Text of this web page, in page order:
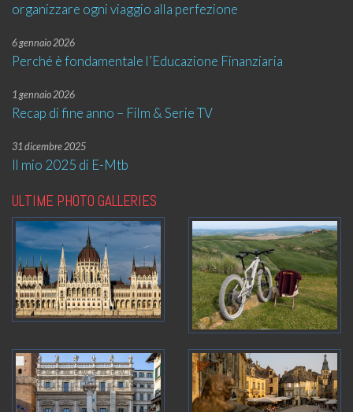
organizzare ogni viaggio alla perfezione
6 gennaio 2026
Perché è fondamentale l’Educazione Finanziaria
1 gennaio 2026
Recap di fine anno – Film & Serie TV
31 dicembre 2025
Il mio 2025 di E-Mtb
ULTIME PHOTO GALLERIES